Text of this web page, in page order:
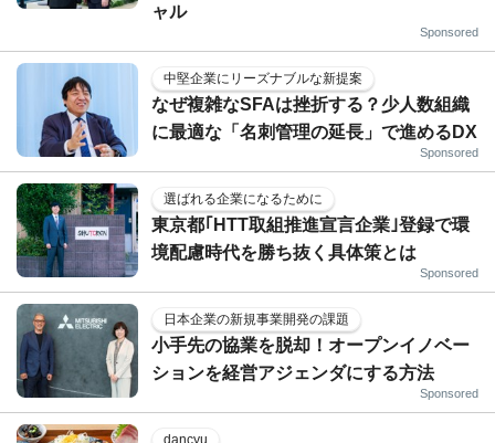
ャル
Sponsored
中堅企業にリーズナブルな新提案
なぜ複雑なSFAは挫折する？少人数組織
に最適な「名刺管理の延長」で進めるDX
Sponsored
選ばれる企業になるために
東京都｢HTT取組推進宣言企業｣登録で環
境配慮時代を勝ち抜く具体策とは
Sponsored
日本企業の新規事業開発の課題
小手先の協業を脱却！オープンイノベー
ションを経営アジェンダにする方法
Sponsored
dancyu